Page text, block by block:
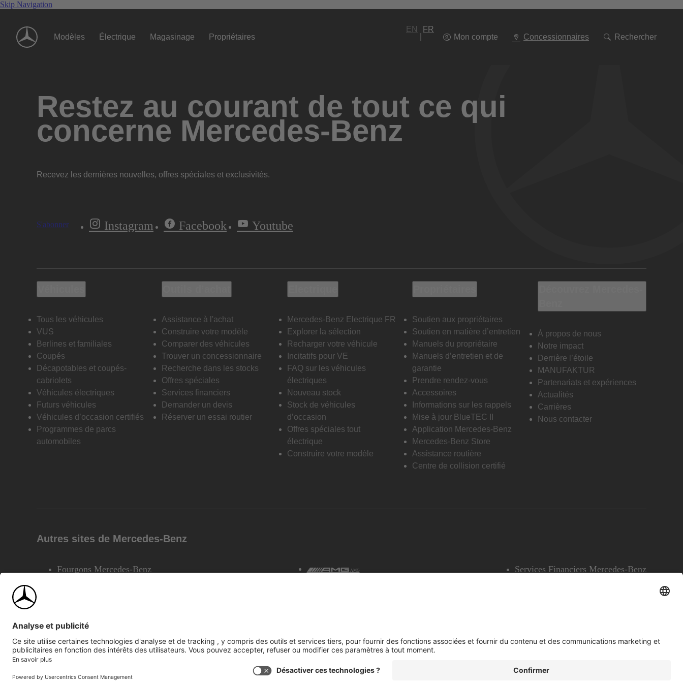
Skip Navigation
Modèles Électrique Magasinage Propriétaires
EN
FR
Mon compte
Concessionnaires Rechercher
à
Restez au courant de tout ce qui
concerne Mercedes-Benz
Recevez les dernières nouvelles, offres spéciales et exclusivités.
S'abonner Instagram Facebook Youtube
Tous les véhicules
VUS
Berlines et familiales
Coupés
Décapotables et coupés-
cabriolets
Véhicules électriques
Futurs véhicules
Véhicules d’occasion certifiés
Programmes de parcs
automobiles
Assistance à l'achat
Construire votre modèle
Comparer des véhicules
Trouver un concessionnaire
Recherche dans les stocks
Offres spéciales
Services financiers
Demander un devis
Réserver un essai routier
Mercedes-Benz Electrique FR
Explorer la sélection
Recharger votre véhicule
Incitatifs pour VE
FAQ sur les véhicules
électriques
Nouveau stock
Stock de véhicules
d’occasion
Offres spéciales tout
électrique
Construire votre modèle
Soutien aux propriétaires
Soutien en matière d’entretien
Manuels du propriétaire
Manuels d’entretien et de
garantie
Prendre rendez-vous
Accessoires
Informations sur les rappels
Mise à jour BlueTEC II
Application Mercedes-Benz
Mercedes-Benz Store
Assistance routière
Centre de collision certifié
À propos de nous
Notre impact
Derrière l’étoile
MANUFAKTUR
Partenariats et expériences
Actualités
Carrières
Nous contacter
Autres sites de Mercedes-Benz
Fourgons Mercedes-Benz AMG Services Financiers Mercedes-Benz
©2026 Mercedes-Benz Canada Inc.